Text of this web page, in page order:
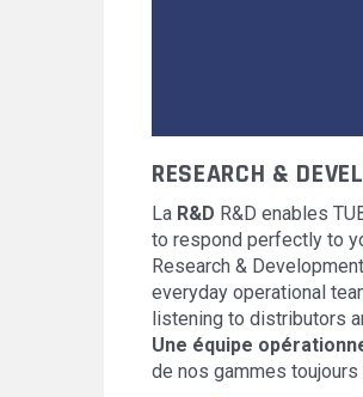
RESEARCH &
La R&D R&D enables
to respond perfectly to
Research &
everyday operational
listening to distributors
Une équipe
de nos gammes